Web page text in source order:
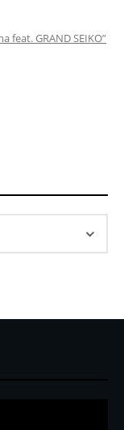
feat. GRAND SEIKO”